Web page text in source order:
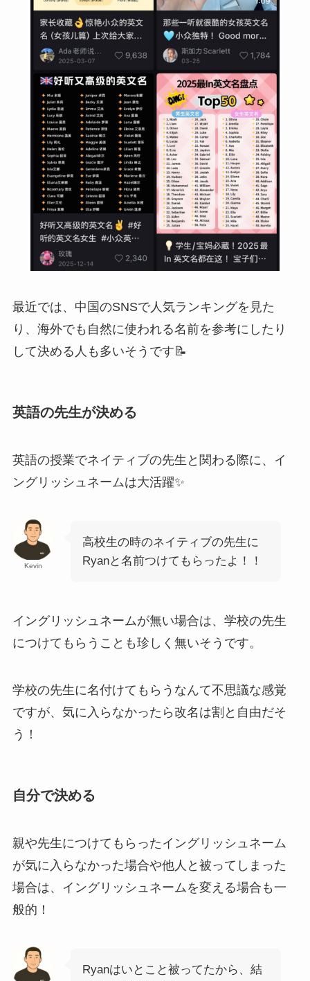
最近では、中国のSNSで人気ランキングを見た
り、海外でも自然に使われる名前を参考にしたり
して決める人も多いそうです📝
英語の先生が決める
英語の授業でネイティブの先生と関わる際に、イ
ングリッシュネームは大活躍✨
Kevin
高校生の時のネイティブの先生に
Ryanと名前つけてもらったよ！！
イングリッシュネームが無い場合は、学校の先生
につけてもらうことも珍しく無いそうです。
学校の先生に名付けてもらうなんて不思議な感覚
ですが、気に入らなかったら改名は割と自由だそ
う！
自分で決める
親や先生につけてもらったイングリッシュネーム
が気に入らなかった場合や他人と被ってしまった
場合は、イングリッシュネームを変える場合も一
般的！
Ryanはいとこと被ってたから、結